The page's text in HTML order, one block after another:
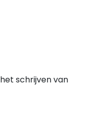
schrijven van